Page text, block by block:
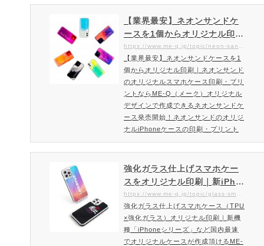
スタンダードな木目が人気の桜（チェ
リーウッド）と涼しげな印象な竹（バ
ンブー）をご用意。ナチュラルなオシ
ャレ感があるオリジナルスマホウッド
スは天然木を使用している為、一点一
点風合いが異なります。天然木を…
【業界最安】ネオンサンドケ
ースを1個からオリジナル印刷
｜ネオンサンドのオリジナル
スマホケース印刷・プリント
ならME-Q（メーク）
【業界最安】ネオンサンドケースを1
個からオリジナル印刷｜ネオンサンド
のオリジナルスマホケース印刷・プリ
ントならME-Q（メーク）オリジナル
デザインで作成できるネオンサンドケ
ース発売開始！ネオンサンドのオリジ
ナルiPhoneケースの印刷・プリント
ならME-QME-Qでは話題のネオンサ
ンド使用したオリジナルケースを発売
開始致しました。名入れだけではなく
写真やイラストなど自由にレイアウト
できるのはME-Qならでは。ネオンサ
方法・料金はこちら最旬のネオンサン
ドiPhoneケースの特徴SNS映えに
話…
強化ガラス仕上げスマホケー
スをオリジナル印刷｜新iPho
neなど国内最速で作成できる
ME-Q（メーク）
強化ガラス仕上げスマホケース（TPU
×強化ガラス）オリジナル印刷｜新機
種「iPhoneシリーズ」など国内最速
でオリジナルケースが作成頂けるME-